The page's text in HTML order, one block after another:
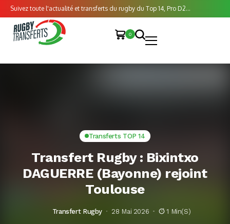
Suivez toute l'actualité et transferts du rugby du Top 14, Pro D2...
0
Transferts TOP 14
Transfert Rugby : Bixintxo
DAGUERRE (Bayonne) rejoint
Toulouse
Transfert Rugby 28 Mai 2026 1 Min(s)